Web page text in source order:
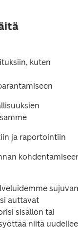
kuten
ja raportointiin
kohdentamiseen.
sujuvan
auttavat
sisällön tai
niitä